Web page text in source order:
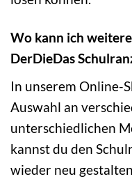
Wo kann ich
DerDieDas
In unserem Online-
Auswahl an
unterschiedlichen
kannst du den
wieder neu